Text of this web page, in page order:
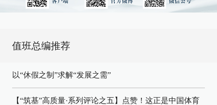
值班总编推荐
以“休假之制”求解“发展之需”
【“筑基”高质量·系列评论之五】点赞！这正是中国体育